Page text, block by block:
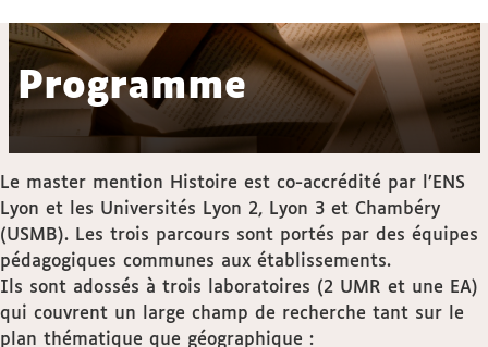
Programme
Le master mention Histoire est co-accrédité par l’ENS
Lyon et les Universités Lyon 2, Lyon 3 et Chambéry
(USMB). Les trois parcours sont portés par des équipes
pédagogiques communes aux établissements.
Ils sont adossés à trois laboratoires (2 UMR et une EA)
qui couvrent un large champ de recherche tant sur le
plan thématique que géographique :